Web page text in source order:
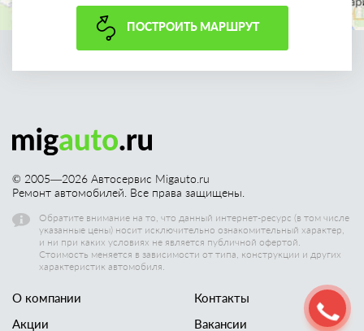
ПОСТРОИТЬ МАРШРУТ
© 2005—2026 Автосервис Migauto.ru
Ремонт автомобилей. Все права защищены.
Обратите внимание на то, что данный интернет-ресурс (в том числе
указанные цены) носит исключительно ознакомительный характер,
и ни при каких условиях не является публичной офертой.
Стоимость меняется в зависимости от типа, конструкции и других
характеристик автомобиля.
О компании
Акции
Контакты
Вакансии